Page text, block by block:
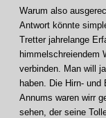
Warum also
Antwort könnte
Tretter jahrelange
himmelschreiendem
verbinden. Man will
haben. Die Hirn-
Annums waren wirr
sehen, der seine